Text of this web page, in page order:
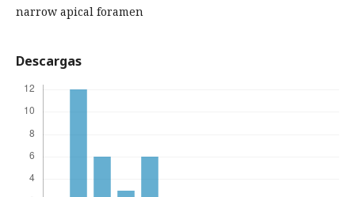
narrow apical foramen
Descargas